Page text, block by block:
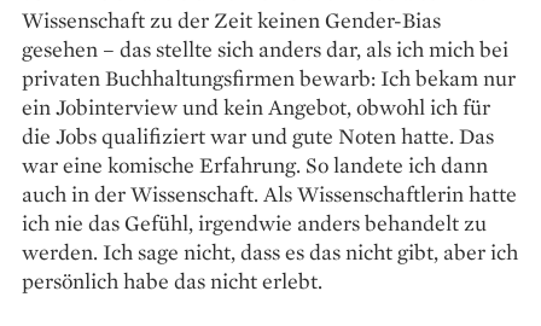
Wissenschaft zu der Zeit keinen Gender-Bias
gesehen – das stellte sich anders dar, als ich mich bei
privaten Buchhaltungs­firmen bewarb: Ich bekam nur
ein Jobinterview und kein Angebot, obwohl ich für
die Jobs qualifiziert war und gute Noten hatte. Das
war eine komische Erfahrung. So landete ich dann
auch in der Wissenschaft. Als Wissenschaftlerin hatte
ich nie das Gefühl, irgendwie anders behandelt zu
werden. Ich sage nicht, dass es das nicht gibt, aber ich
persönlich habe das nicht erlebt.